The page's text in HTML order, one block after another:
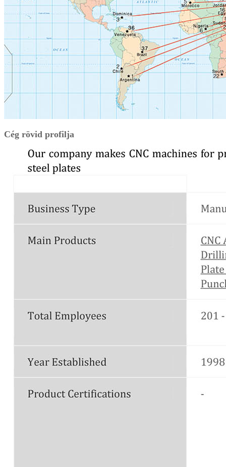
Cég rövid profilja